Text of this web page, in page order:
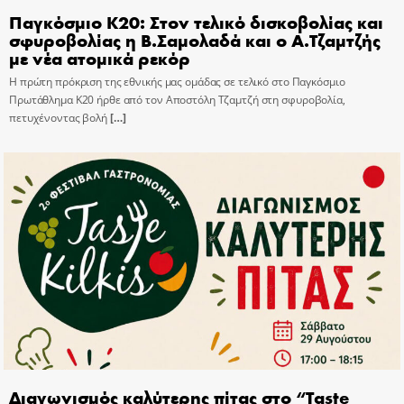
Παγκόσμιο Κ20: Στον τελικό δισκοβολίας και
σφυροβολίας η Β.Σαμολαδά και ο Α.Τζαμτζής
με νέα ατομικά ρεκόρ
Η πρώτη πρόκριση της εθνικής μας ομάδας σε τελικό στο Παγκόσμιο
Πρωτάθλημα Κ20 ήρθε από τον Αποστόλη Τζαμτζή στη σφυροβολία,
πετυχένοντας βολή[…]
Διαγωνισμός καλύτερης πίτας στο “Taste